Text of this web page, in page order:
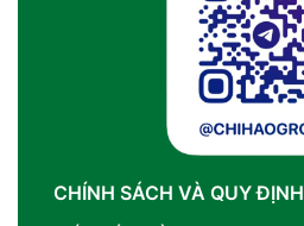
CHÍNH SÁCH VÀ QUY ĐỊNH